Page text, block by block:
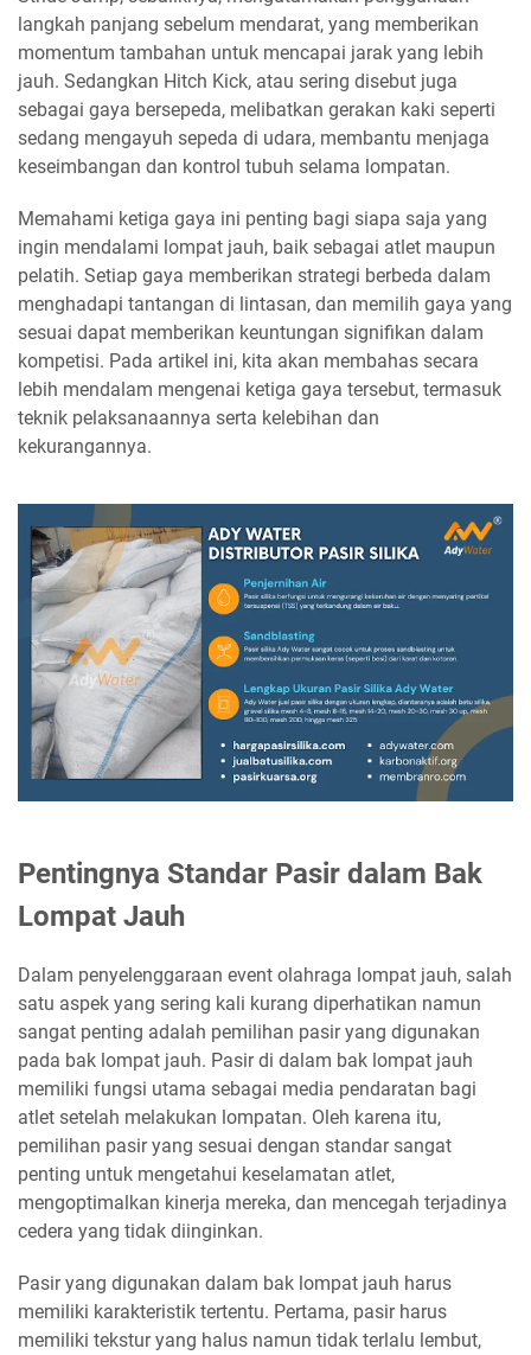
langkah panjang sebelum mendarat, yang memberikan
momentum tambahan untuk mencapai jarak yang lebih
jauh. Sedangkan Hitch Kick, atau sering disebut juga
sebagai gaya bersepeda, melibatkan gerakan kaki seperti
sedang mengayuh sepeda di udara, membantu menjaga
keseimbangan dan kontrol tubuh selama lompatan.
Memahami ketiga gaya ini penting bagi siapa saja yang
ingin mendalami lompat jauh, baik sebagai atlet maupun
pelatih. Setiap gaya memberikan strategi berbeda dalam
menghadapi tantangan di lintasan, dan memilih gaya yang
sesuai dapat memberikan keuntungan signifikan dalam
kompetisi. Pada artikel ini, kita akan membahas secara
lebih mendalam mengenai ketiga gaya tersebut, termasuk
teknik pelaksanaannya serta kelebihan dan
kekurangannya.
Pentingnya Standar Pasir dalam Bak
Lompat Jauh
Dalam penyelenggaraan event olahraga lompat jauh, salah
satu aspek yang sering kali kurang diperhatikan namun
sangat penting adalah pemilihan pasir yang digunakan
pada bak lompat jauh. Pasir di dalam bak lompat jauh
memiliki fungsi utama sebagai media pendaratan bagi
atlet setelah melakukan lompatan. Oleh karena itu,
pemilihan pasir yang sesuai dengan standar sangat
penting untuk mengetahui keselamatan atlet,
mengoptimalkan kinerja mereka, dan mencegah terjadinya
cedera yang tidak diinginkan.
Pasir yang digunakan dalam bak lompat jauh harus
memiliki karakteristik tertentu. Pertama, pasir harus
memiliki tekstur yang halus namun tidak terlalu lembut,